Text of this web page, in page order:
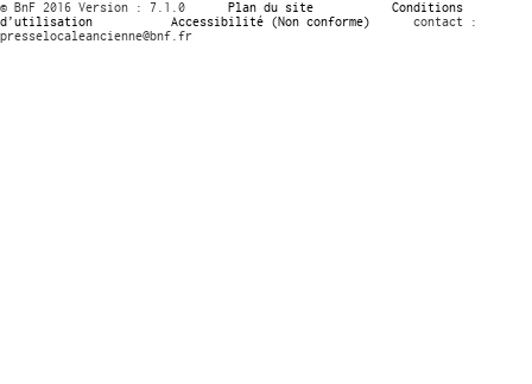
© BnF 2016 Version : 7.1.0 Plan du site
Conditions
d’utilisation
Accessibilité (Non conforme)
contact :
presselocaleancienne@bnf.fr